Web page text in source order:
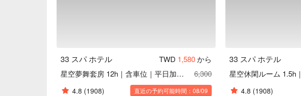
33 スパ ホテル TWD 1,580から
星空夢舞套房 12h｜含車位｜平日加贈 1h
6,300
4.8 (1908) 直近の予約可能時間：08/09
33 スパ ホテル
4.8 (1908)